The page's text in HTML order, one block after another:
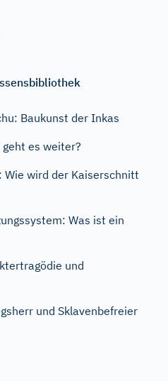
Baukunst der Inkas
es weiter?
Wie wird der Kaiserschnitt
Was ist ein
und
und Sklavenbefreier